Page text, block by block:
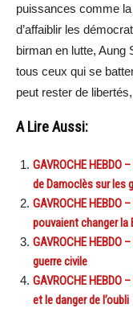
puissances comme
d’affaiblir les
birman en lutte, Aung
tous ceux qui se
peut rester de
A Lire Aussi:
GAVROCHE HEBDO
de Damoclès sur les
GAVROCHE HEBDO
pouvaient changer la
GAVROCHE HEBDO
guerre civile
GAVROCHE HEBDO
et le danger de l’oubli